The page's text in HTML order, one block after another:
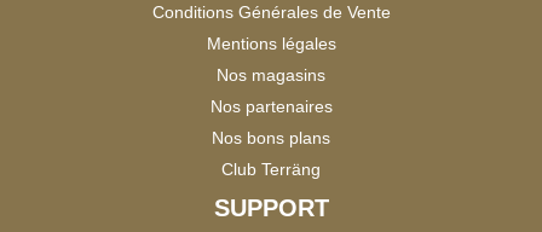
Conditions Générales de Vente
Mentions légales
Nos magasins
Nos partenaires
Nos bons plans
Club Terräng
SUPPORT